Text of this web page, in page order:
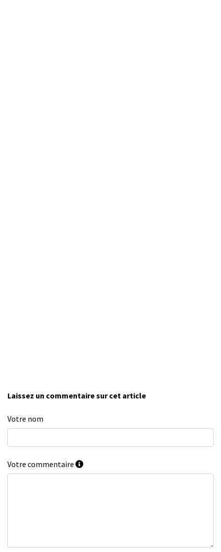
Laissez un commentaire sur cet article
Votre nom
Votre commentaire